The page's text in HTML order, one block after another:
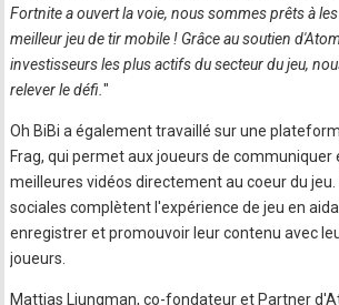
Fortnite a ouvert la voie, nous sommes prêts à
meilleur jeu de tir mobile ! Grâce au soutien
investisseurs les plus actifs du secteur du jeu,
relever le défi."
Oh BiBi a également travaillé sur une
Frag, qui permet aux joueurs de communiquer
meilleures vidéos directement au coeur du
sociales complètent l'expérience de jeu en
enregistrer et promouvoir leur contenu avec
joueurs.
Mattias Ljungman, co-fondateur et Partner